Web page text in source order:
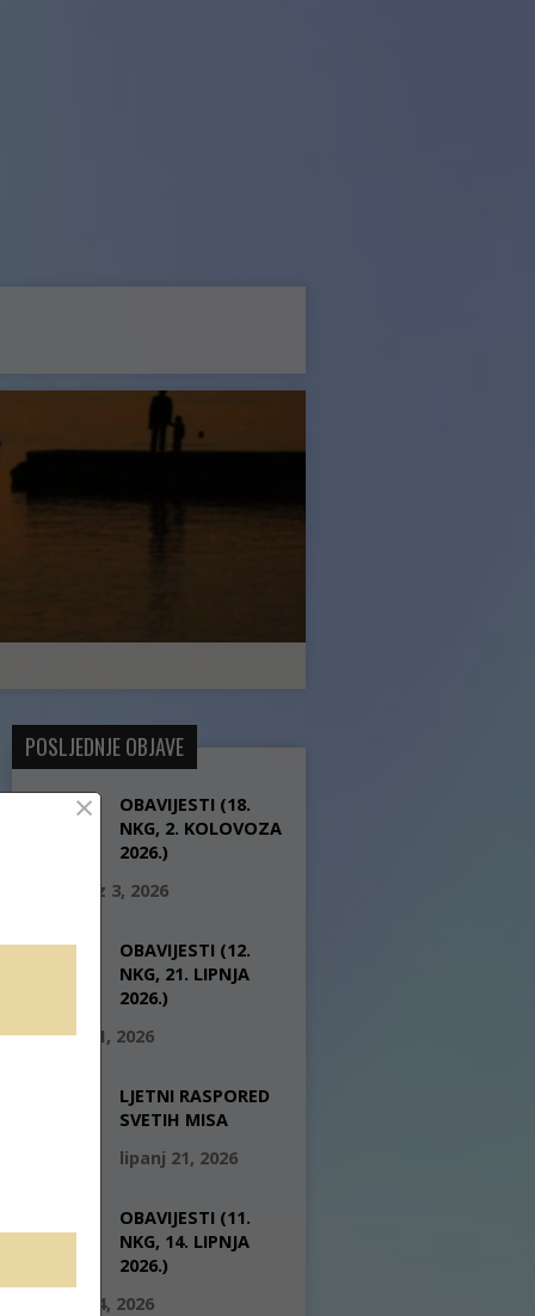
×
POSLJEDNJE OBJAVE
OBAVIJESTI (18.
NKG, 2. KOLOVOZA
2026.)
kolovoz 3, 2026
OBAVIJESTI (12.
NKG, 21. LIPNJA
2026.)
lipanj 21, 2026
LJETNI RASPORED
SVETIH MISA
lipanj 21, 2026
OBAVIJESTI (11.
NKG, 14. LIPNJA
2026.)
lipanj 14, 2026